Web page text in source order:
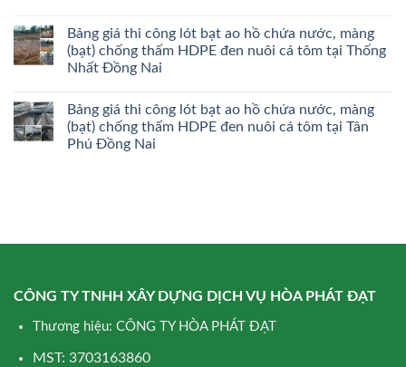
Bảng giá thi công lót bạt ao hồ chứa nước, màng
(bạt) chống thấm HDPE đen nuôi cá tôm tại Thống
Nhất Đồng Nai
Bảng giá thi công lót bạt ao hồ chứa nước, màng
(bạt) chống thấm HDPE đen nuôi cá tôm tại Tân
Phú Đồng Nai
CÔNG TY TNHH XÂY DỰNG DỊCH VỤ HÒA PHÁT ĐẠT
Thương hiệu: CÔNG TY HÒA PHÁT ĐẠT
MST: 3703163860